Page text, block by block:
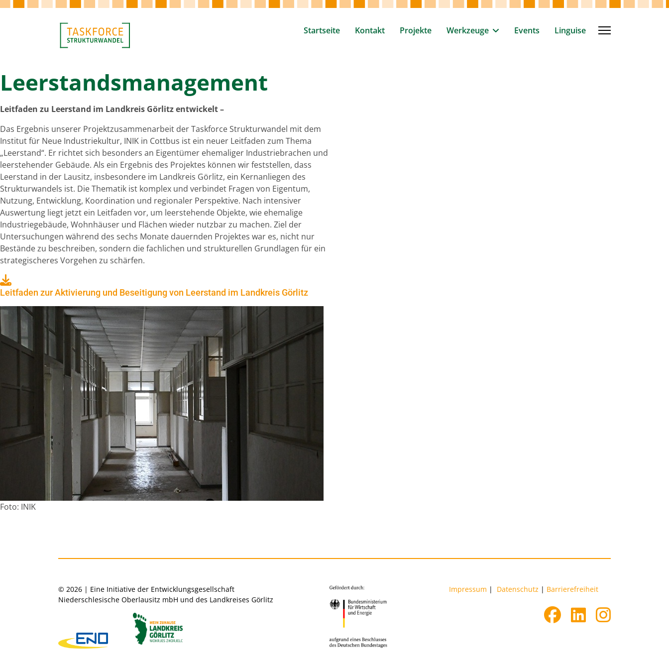
Startseite Kontakt Projekte Werkzeuge Events Linguise
Leerstandsmanagement
Leitfaden zu Leerstand im Landkreis Görlitz entwickelt –
Das Ergebnis unserer Projektzusammenarbeit der Taskforce Strukturwandel mit dem
Institut für Neue Industriekultur, INIK in Cottbus ist ein neuer Leitfaden zum Thema
„Leerstand“. Er richtet sich besonders an Eigentümer ehemaliger Industriebrachen und
leerstehender Gebäude. Als ein Ergebnis des Projektes können wir feststellen, dass
Leerstand in der Lausitz, insbesondere im Landkreis Görlitz, ein Kernanliegen des
Strukturwandels ist. Die Thematik ist komplex und verbindet Fragen von Eigentum,
Nutzung, Entwicklung, Koordination und regionaler Perspektive. Nach intensiver
Auswertung liegt jetzt ein Leitfaden vor, um leerstehende Objekte, wie ehemalige
Industriegebäude, Wohnhäuser und Flächen wieder nutzbar zu machen. Ziel der
Untersuchungen während des sechs Monate dauernden Projektes war es, nicht nur
Bestände zu beschreiben, sondern die fachlichen und strukturellen Grundlagen für ein
strategischeres Vorgehen zu schärfen.
Leitfaden zur Aktivierung und Beseitigung von Leerstand im Landkreis Görlitz
Foto: INIK
© 2026 | Eine Initiative der Entwicklungsgesellschaft
Niederschlesische Oberlausitz mbH und des Landkreises Görlitz
Impressum | Datenschutz | Barrierefreiheit